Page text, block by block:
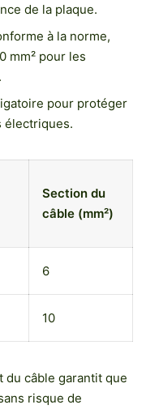
de la plaque.
à la norme,
mm² pour les
pour protéger
électriques.
Section du
câble (mm²)
6
10
câble garantit que
risque de